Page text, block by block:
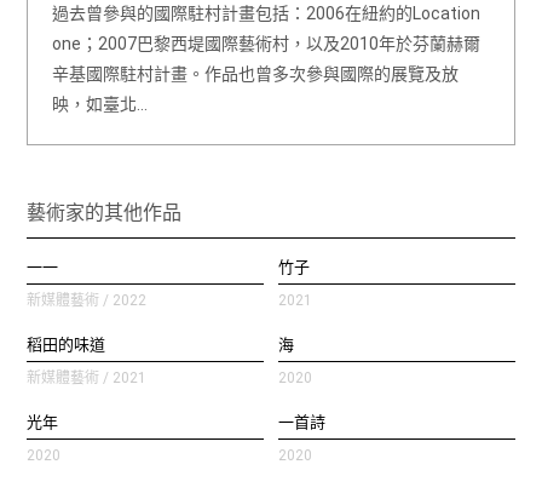
過去曾參與的國際駐村計畫包括：2006在紐約的Location
one；2007巴黎西堤國際藝術村，以及2010年於芬蘭赫爾
辛基國際駐村計畫。作品也曾多次參與國際的展覽及放
映，如臺北…
藝術家的其他作品
一一
新媒體藝術 / 2022
竹子
2021
稻田的味道
新媒體藝術 / 2021
海
2020
光年
2020
一首詩
2020